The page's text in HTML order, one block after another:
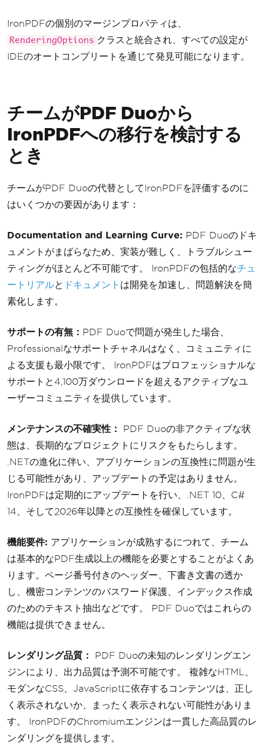
IronPDFの個別のマージンプロパティは、
RenderingOptions クラスと統合され、すべての設定が
IDEのオートコンプリートを通じて発見可能になります。
チームがPDF Duoから
IronPDFへの移行を検討する
とき
チームがPDF Duoの代替としてIronPDFを評価するのに
はいくつかの要因があります：
Documentation and Learning Curve: PDF Duoのドキ
ュメントがまばらなため、実装が難しく、トラブルシュー
ティングがほとんど不可能です。 IronPDFの包括的なチュ
ートリアルと ドキュメント は開発を加速し、問題解決を簡
素化します。
サポートの有無： PDF Duoで問題が発生した場合、
Professionalなサポートチャネルはなく、コミュニティに
よる支援も最小限です。 IronPDFはプロフェッショナルな
サポートと4,100万ダウンロードを超えるアクティブなユ
ーザーコミュニティを提供しています。
メンテナンスの不確実性：
PDF Duoの非アクティブな状
態は、長期的なプロジェクトにリスクをもたらします。
.NETの進化に伴い、アプリケーションの互換性に問題が生
じる可能性があり、アップデートの予定はありません。
IronPDFは定期的にアップデートを行い、.NET 10、C#
14、そして2026年以降との互換性を確保しています。
機能要件: アプリケーションが成熟するにつれて、チーム
は基本的なPDF生成以上の機能を必要とすることがよくあ
ります。ページ番号付きのヘッダー、下書き文書の透か
し、機密コンテンツのパスワード保護、インデックス作成
のためのテキスト抽出などです。 PDF Duoではこれらの
機能は提供できません。
レンダリング品質：
PDF Duoの未知のレンダリングエン
ジンにより、出力品質は予測不可能です。 複雑なHTML、
モダンなCSS、JavaScriptに依存するコンテンツは、正し
く表示されないか、まったく表示されない可能性がありま
す。 IronPDFのChromiumエンジンは一貫した高品質のレ
ンダリングを提供します。